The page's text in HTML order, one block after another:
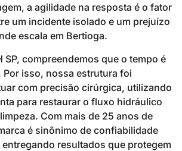
a agilidade na resposta é o fator
um incidente isolado e um prejuízo
escala em Bertioga.
SP, compreendemos que o tempo é
Por isso, nossa estrutura foi
com precisão cirúrgica, utilizando
para restaurar o fluxo hidráulico
Com mais de 25 anos de
é sinônimo de confiabilidade
resultados que protegem